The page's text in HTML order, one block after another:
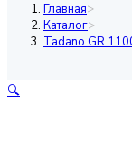
Главная>
Каталог>
Tadano GR
🔍